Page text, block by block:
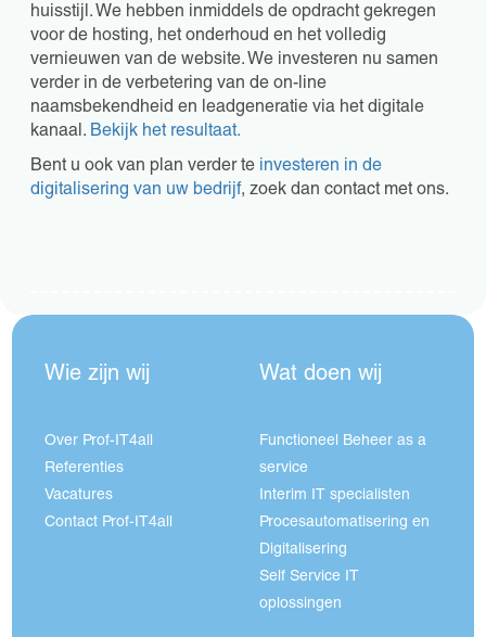
huisstijl. We hebben inmiddels de opdracht gekregen
voor de hosting, het onderhoud en het volledig
vernieuwen van de website. We investeren nu samen
verder in de verbetering van de on-line
naamsbekendheid en leadgeneratie via het digitale
kanaal. Bekijk het resultaat.
Bent u ook van plan verder te investeren in de
digitalisering van uw bedrijf, zoek dan contact met ons.
Wie zijn wij
Over Prof-IT4all
Referenties
Vacatures
Contact Prof-IT4all
Wat doen wij
Functioneel Beheer as a
service
Interim IT specialisten
Procesautomatisering en
Digitalisering
Self Service IT
oplossingen